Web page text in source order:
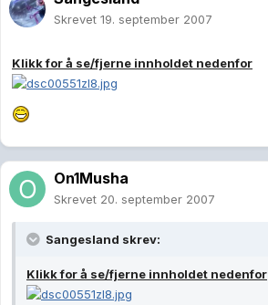
Skrevet 19. september 2007
Klikk for å se/fjerne innholdet nedenfor
On1Musha
Skrevet 20. september 2007
Sangesland skrev:
Klikk for å se/fjerne innholdet nedenfor